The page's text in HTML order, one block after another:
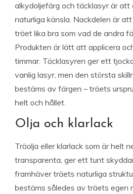
alkydoljefärg och täcklasyr är att
naturliga känsla. Nackdelen är
träet lika bra som vad de andra
Produkten är lätt att applicera
timmar. Täcklasyren ger ett
vanlig lasyr, men den största
bestäms av färgen – träets
helt och hållet.
Olja och klarlack
Träolja eller klarlack som är helt
transparenta, ger ett tunt
framhäver träets naturliga
bestäms således av träets egen